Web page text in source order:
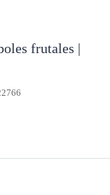
frutales |